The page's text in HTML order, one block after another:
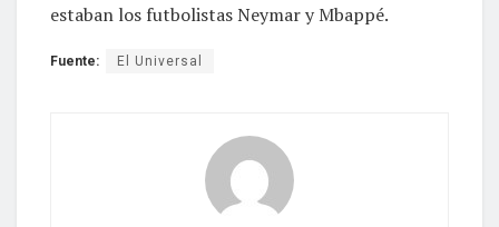
estaban los futbolistas Neymar y Mbappé.
Fuente: El Universal